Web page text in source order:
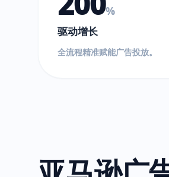
%
驱动增长
全流程精准赋能广告投放。